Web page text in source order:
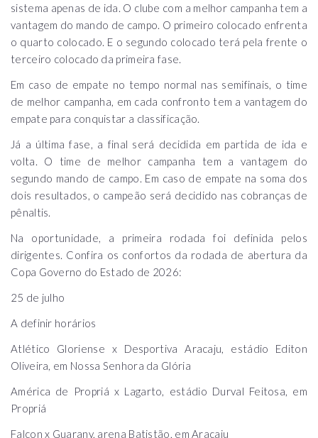
sistema apenas de ida. O clube com a melhor campanha tem a
vantagem do mando de campo. O primeiro colocado enfrenta
o quarto colocado. E o segundo colocado terá pela frente o
terceiro colocado da primeira fase.
Em caso de empate no tempo normal nas semifinais, o time
de melhor campanha, em cada confronto tem a vantagem do
empate para conquistar a classificação.
Já a última fase, a final será decidida em partida de ida e
volta. O time de melhor campanha tem a vantagem do
segundo mando de campo. Em caso de empate na soma dos
dois resultados, o campeão será decidido nas cobranças de
pênaltis.
Na oportunidade, a primeira rodada foi definida pelos
dirigentes. Confira os confortos da rodada de abertura da
Copa Governo do Estado de 2026:
25 de julho
A definir horários
Atlético Gloriense x Desportiva Aracaju, estádio Editon
Oliveira, em Nossa Senhora da Glória
América de Propriá x Lagarto, estádio Durval Feitosa, em
Propriá
Falcon x Guarany, arena Batistão, em Aracaju